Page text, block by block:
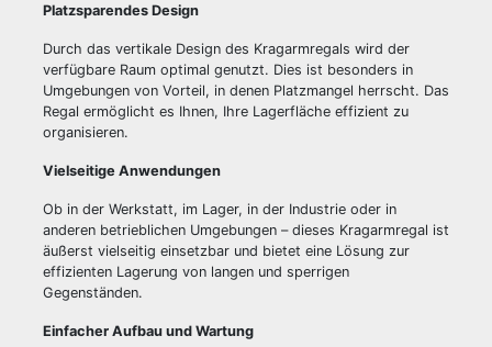
Platzsparendes Design
Durch das vertikale Design des Kragarmregals wird der
verfügbare Raum optimal genutzt. Dies ist besonders in
Umgebungen von Vorteil, in denen Platzmangel herrscht. Das
Regal ermöglicht es Ihnen, Ihre Lagerfläche effizient zu
organisieren.
Vielseitige Anwendungen
Ob in der Werkstatt, im Lager, in der Industrie oder in
anderen betrieblichen Umgebungen – dieses Kragarmregal ist
äußerst vielseitig einsetzbar und bietet eine Lösung zur
effizienten Lagerung von langen und sperrigen
Gegenständen.
Einfacher Aufbau und Wartung